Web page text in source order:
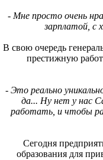
- Мне просто очень
зарплатой, с
В свою очередь
престижную
- Это реально
да... Ну нет у нас
работать, и чтобы
Сегодня
образования для